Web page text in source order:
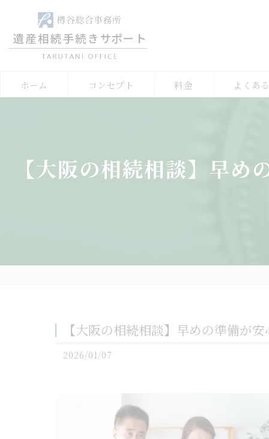
ホーム コンセプト 料金 よくあ
【大阪の相続相談】早
【大阪の相続相談】早めの準備が
2026/01/07